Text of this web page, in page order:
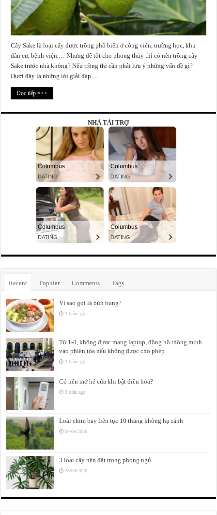
Cây Sake là loại cây được trồng phổ biến ở công viên, trường học, khu
dân cư, bệnh viện,… Nhưng để tốt cho phong thủy thì có nên trồng cây
Sake trước nhà không? Nếu trồng thì cần phải lưu ý những vấn đề gì?
Dưới đây là những lời giải đáp …
Đọc tiếp =>>
NHÀ TÀI TRỢ
Recent Popular Comments Tags
Vì sao gọi là bún bung?
3 tuần ago
Từ 1-8, không được mang laptop, đồng hồ thông minh
vào phiên tòa nếu không được cho phép
3 tuần ago
Có nên mở hé cửa khi bật điều hòa?
3 tuần ago
Loài chim bay liên tục 10 tháng không hạ cánh
04/05/2026
3 loại cây nên đặt trong phòng ngủ
28/04/2026